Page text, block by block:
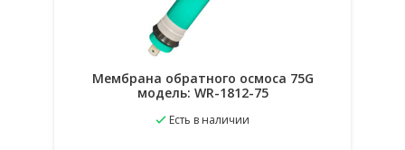
Мембрана обратного осмоса 75G
модель: WR-1812-75
Есть в наличии
В избранное Подробнее